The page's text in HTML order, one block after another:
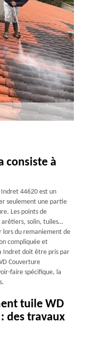
consiste à
44620 est un
seulement une partie
Les points de
arêtiers, solin, tuiles…
lors du remaniement de
compliquée et
Indret doit être pris par
Couverture
faire spécifique, la
tuile WD
des travaux